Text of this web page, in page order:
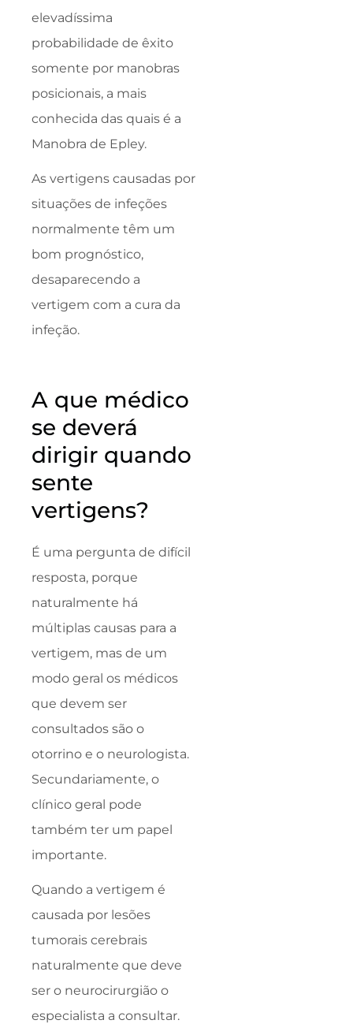
elevadíssima
probabilidade de êxito
somente por manobras
posicionais, a mais
conhecida das quais é a
Manobra de Epley.
As vertigens causadas por
situações de infeções
normalmente têm um
bom prognóstico,
desaparecendo a
vertigem com a cura da
infeção.
A que médico
se deverá
dirigir quando
sente
vertigens?
É uma pergunta de difícil
resposta, porque
naturalmente há
múltiplas causas para a
vertigem, mas de um
modo geral os médicos
que devem ser
consultados são o
otorrino e o neurologista.
Secundariamente, o
clínico geral pode
também ter um papel
importante.
Quando a vertigem é
causada por lesões
tumorais cerebrais
naturalmente que deve
ser o neurocirurgião o
especialista a consultar.